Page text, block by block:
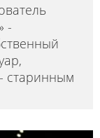
-
старинным